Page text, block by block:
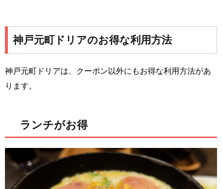
神戸元町ドリアのお得な利用方法
神戸元町ドリアは、クーポン以外にもお得な利用方法があ
ります。
ランチがお得